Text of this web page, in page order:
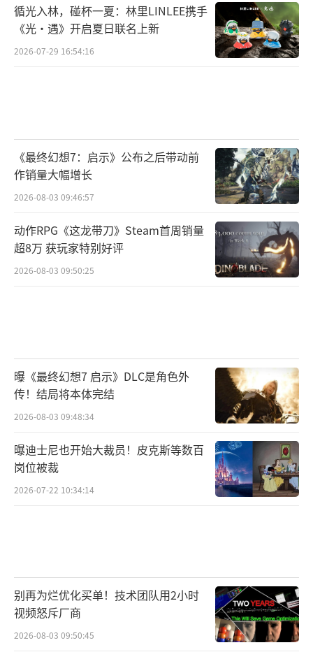
循光入林，碰杯一夏：林里LINLEE携手
《光·遇》开启夏日联名上新
2026-07-29 16:54:16
《最终幻想7：启示》公布之后带动前
作销量大幅增长
2026-08-03 09:46:57
动作RPG《这龙带刀》Steam首周销量
超8万 获玩家特别好评
2026-08-03 09:50:25
曝《最终幻想7 启示》DLC是角色外
传！结局将本体完结
2026-08-03 09:48:34
曝迪士尼也开始大裁员！皮克斯等数百
岗位被裁
2026-07-22 10:34:14
别再为烂优化买单！技术团队用2小时
视频怒斥厂商
2026-08-03 09:50:45